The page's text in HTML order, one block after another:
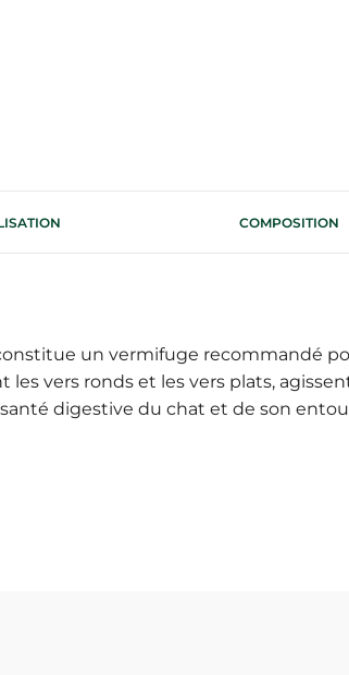
COMPOSITION
un vermifuge recommandé
vers ronds et les vers plats,
digestive du chat et de son